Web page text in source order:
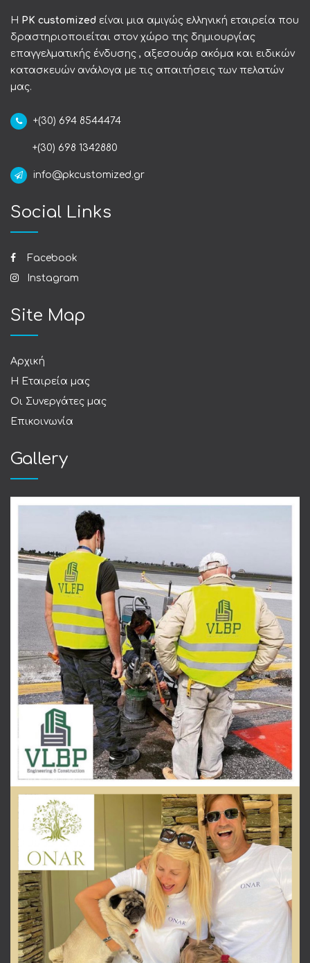
Η PK customized είναι μια αμιγώς ελληνική εταιρεία που
δραστηριοποιείται στον χώρο της δημιουργίας
επαγγελματικής ένδυσης , αξεσουάρ ακόμα και ειδικών
κατασκευών ανάλογα με τις απαιτήσεις των πελατών
μας.
+(30) 694 8544474
+(30) 698 1342880
info@pkcustomized.gr
Social Links
Facebook
Instagram
Site Map
Αρχική
Η Εταιρεία μας
Οι Συνεργάτες μας
Επικοινωνία
Gallery